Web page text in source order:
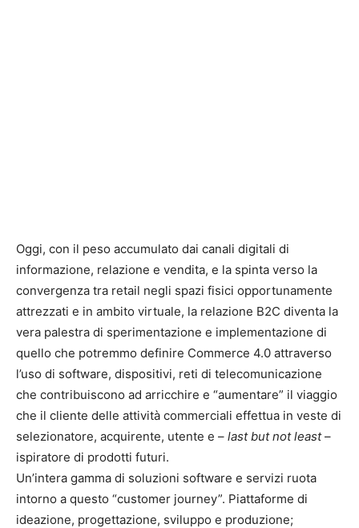
Oggi, con il peso accumulato dai canali digitali di
informazione, relazione e vendita, e la spinta verso la
convergenza tra retail negli spazi fisici opportunamente
attrezzati e in ambito virtuale, la relazione B2C diventa la
vera palestra di sperimentazione e implementazione di
quello che potremmo definire Commerce 4.0 attraverso
l’uso di software, dispositivi, reti di telecomunicazione
che contribuiscono ad arricchire e “aumentare” il viaggio
che il cliente delle attività commerciali effettua in veste di
selezionatore, acquirente, utente e – last but not least–
ispiratore di prodotti futuri.
Un’intera gamma di soluzioni software e servizi ruota
intorno a questo “customer journey”. Piattaforme di
ideazione, progettazione, sviluppo e produzione;